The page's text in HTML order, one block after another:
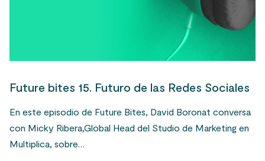
Future bites 15. Futuro de las Redes Sociales
En este episodio de Future Bites, David Boronat conversa
con Micky Ribera,Global Head del Studio de Marketing en
Multiplica, sobre…